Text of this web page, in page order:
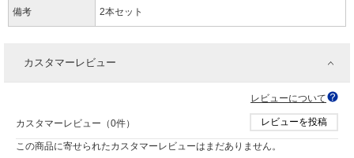
備考 2本セット
カスタマーレビュー
レビューについて
カスタマーレビュー（0件） レビューを投稿
この商品に寄せられたカスタマーレビューはまだありません。